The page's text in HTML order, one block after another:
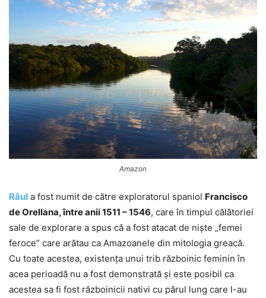
Amazon
Râul a fost numit de către exploratorul spaniol Francisco
de Orellana, între anii 1511 – 1546, care în timpul călătoriei
sale de explorare a spus că a fost atacat de nişte „femei
feroce” care arătau ca Amazoanele din mitologia greacă.
Cu toate acestea, existența unui trib războinic feminin în
acea perioadă nu a fost demonstrată și este posibil ca
acestea sa fi fost războinicii nativi cu părul lung care l-au